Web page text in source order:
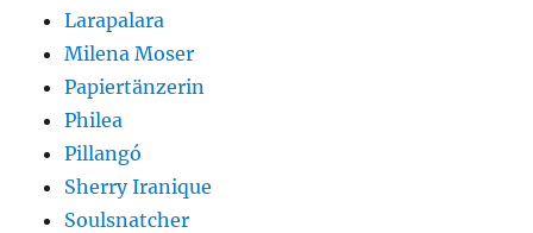
Larapalara
Milena Moser
Papiertänzerin
Philea
Pillangó
Sherry Iranique
Soulsnatcher